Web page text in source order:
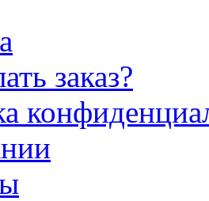
заказ?